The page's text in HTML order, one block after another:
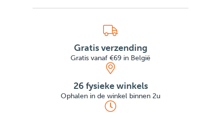
Gratis verzending
Gratis vanaf €69 in België
26 fysieke winkels
Ophalen in de winkel binnen 2u